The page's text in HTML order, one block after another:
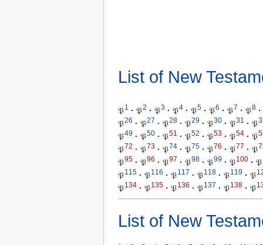
List of New
𝔓1 · 𝔓2 · 𝔓3 · 𝔓4 · 𝔓5 · 𝔓6 · 𝔓7 · 𝔓8 ·
𝔓26 · 𝔓27 · 𝔓28 · 𝔓29 · 𝔓30 · 𝔓31 · 𝔓
𝔓49 · 𝔓50 · 𝔓51 · 𝔓52 · 𝔓53 · 𝔓54 · 𝔓
𝔓72 · 𝔓73 · 𝔓74 · 𝔓75 · 𝔓76 · 𝔓77 · 𝔓
𝔓95 · 𝔓96 · 𝔓97 · 𝔓98 · 𝔓99 · 𝔓100 · 𝔓
𝔓115 · 𝔓116 · 𝔓117 · 𝔓118 · 𝔓119 · 𝔓
𝔓134 · 𝔓135 · 𝔓136 · 𝔓137 · 𝔓138 · 𝔓
List of New